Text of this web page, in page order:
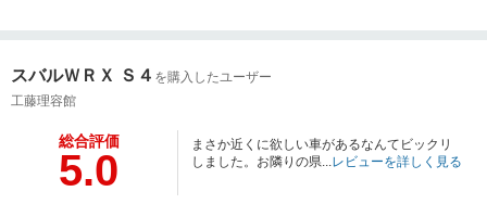
スバルＷＲＸ Ｓ４ を購入したユーザー
工藤理容館
総合評価
5.0
まさか近くに欲しい車があるなんてビックリ
しました。お隣りの県...レビューを詳しく見る